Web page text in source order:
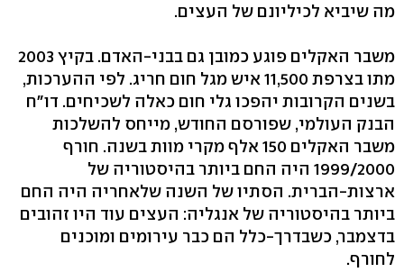
מה שיביא לכיליונם של העצים.
משבר האקלים פוגע כמובן גם בבני-האדם. בקיץ 2003
מתו בצרפת 11,500 איש מגל חום חריג. לפי ההערכות,
בשנים הקרובות יהפכו גלי חום כאלה לשכיחים. דו"ח
הבנק העולמי, שפורסם החודש, מייחס להשלכות
משבר האקלים 150 אלף מקרי מוות בשנה. חורף
1999/2000 היה החם ביותר בהיסטוריה של
ארצות-הברית. הסתיו של השנה שלאחריה היה החם
ביותר בהיסטוריה של אנגליה: העצים עוד היו זהובים
בדצמבר, כשבדרך-כלל הם כבר עירומים ומוכנים
לחורף.